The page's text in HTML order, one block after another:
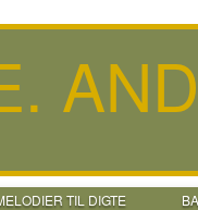
TIL DIGTE